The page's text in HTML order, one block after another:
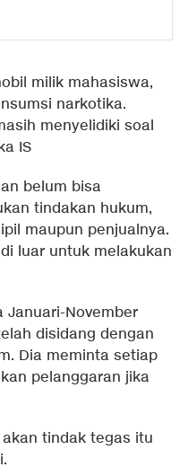
milik mahasiswa,
narkotika.
menyelidiki soal
IS
belum bisa
tindakan hukum,
maupun penjualnya.
luar untuk melakukan
Januari-November
disidang dengan
Dia meminta setiap
pelanggaran jika
tindak tegas itu